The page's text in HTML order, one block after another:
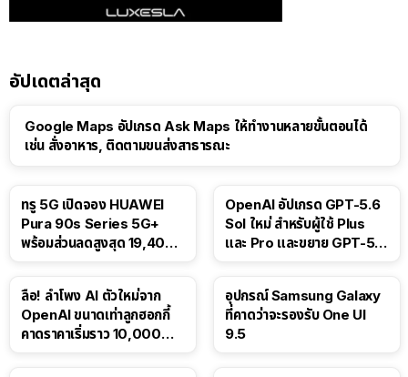
อัปเดตล่าสุด
Google Maps อัปเกรด Ask Maps ให้ทำงานหลายขั้นตอนได้
เช่น สั่งอาหาร, ติดตามขนส่งสาธารณะ
ทรู 5G เปิดจอง HUAWEI
Pura 90s Series 5G+
พร้อมส่วนลดสูงสุด 19,400
OpenAI อัปเกรด GPT-5.6
Sol ใหม่ สำหรับผู้ใช้ Plus
และ Pro และขยาย GPT-5.6
ลือ! ลำโพง AI ตัวใหม่จาก
OpenAI ขนาดเท่าลูกฮอกกี้
คาดราคาเริ่มราว 10,000
อุปกรณ์ Samsung Galaxy
ที่คาดว่าจะรองรับ One UI
9.5